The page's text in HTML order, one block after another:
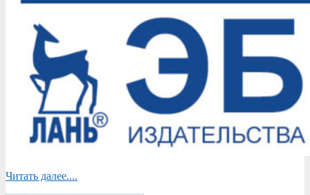
Читать далее....